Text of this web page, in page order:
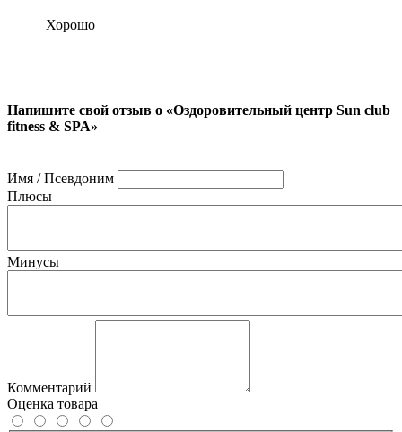
Хорошо
Напишите свой отзыв о «Оздоровительный центр Sun club
fitness & SPA»
Имя / Псевдоним
Плюсы
Минусы
Комментарий
Оценка товара